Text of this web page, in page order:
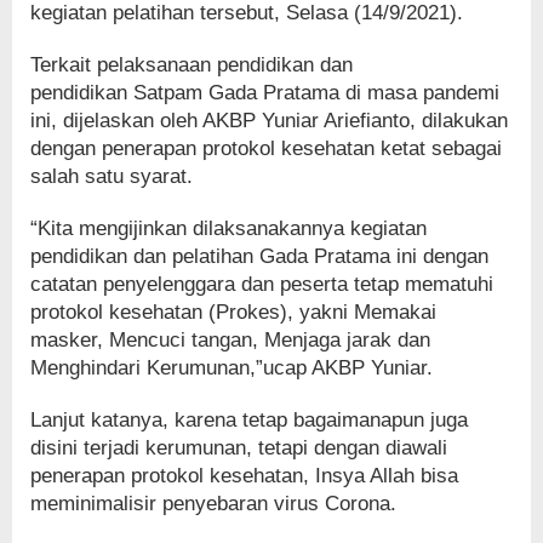
kegiatan pelatihan tersebut, Selasa (14/9/2021).
Terkait pelaksanaan pendidikan dan
pendidikan Satpam Gada Pratama di masa pandemi
ini, dijelaskan oleh AKBP Yuniar Ariefianto, dilakukan
dengan penerapan protokol kesehatan ketat sebagai
salah satu syarat.
“Kita mengijinkan dilaksanakannya kegiatan
pendidikan dan pelatihan Gada Pratama ini dengan
catatan penyelenggara dan peserta tetap mematuhi
protokol kesehatan (Prokes), yakni Memakai
masker, Mencuci tangan, Menjaga jarak dan
Menghindari Kerumunan,”ucap AKBP Yuniar.
Lanjut katanya, karena tetap bagaimanapun juga
disini terjadi kerumunan, tetapi dengan diawali
penerapan protokol kesehatan, Insya Allah bisa
meminimalisir penyebaran virus Corona.